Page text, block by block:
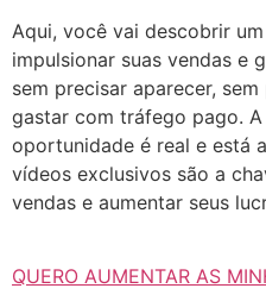
Aqui, você vai descobrir
impulsionar suas vendas e
sem precisar aparecer,
gastar com tráfego pago.
oportunidade é real e está
vídeos exclusivos são a
vendas e aumentar seus
QUERO AUMENTAR AS